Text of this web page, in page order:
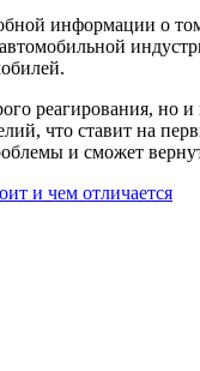
информации о
реагирования,
что ставит на
и сможет
и чем отличается